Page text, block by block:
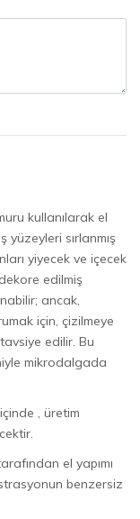
kullanılarak el
yüzeyleri sırlanmış
yiyecek ve içecek
edilmiş
ancak,
için, çizilmeye
edilir. Bu
mikrodalgada
, üretim
el yapımı
benzersiz